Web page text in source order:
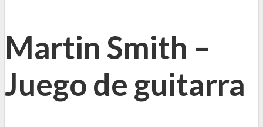
Martin Smith –
Juego de guitarra